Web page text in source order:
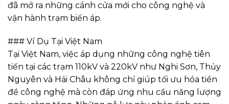
đã mở ra những cánh cửa mới cho công nghệ và
vận hành trạm biến áp.
### Ví Dụ Tại Việt Nam
Tại Việt Nam, việc áp dụng những công nghệ tiên
tiến tại các trạm 110kV và 220kV như Nghi Sơn, Thủy
Nguyên và Hải Châu không chỉ giúp tối ưu hóa tiền
đề công nghệ mà còn đáp ứng nhu cầu năng lượng